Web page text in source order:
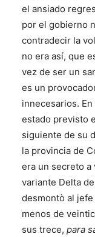
el ansiado
por el gobierno
contradecir la
no era así, que
vez de ser un
es un
innecesarios.
estado previsto
siguiente de su
la provincia de
era un secreto a
variante Delta
desmontò al
menos de
sus trece, para